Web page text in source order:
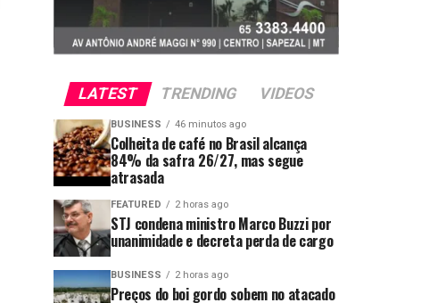
LATEST TRENDING VIDEOS
BUSINESS 46 minutos ago
Colheita de café no Brasil alcança
84% da safra 26/27, mas segue
atrasada
FEATURED 2 horas ago
STJ condena ministro Marco Buzzi por
unanimidade e decreta perda de cargo
BUSINESS 2 horas ago
Preços do boi gordo sobem no atacado